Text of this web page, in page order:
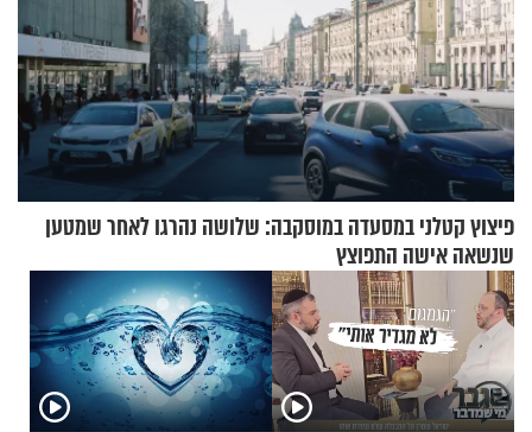
פיצוץ קטלני במסעדה במוסקבה: שלושה נהרגו לאחר שמטען
שנשאה אישה התפוצץ